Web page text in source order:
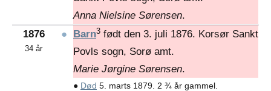
Anna Nielsine Sørensen.
1876
34 år
● Barn3 født den 3. juli 1876. Korsør Sankt
Povls sogn, Sorø amt.
Marie Jørgine Sørensen.
● Død 5. marts 1879. 2 ¾ år gammel.